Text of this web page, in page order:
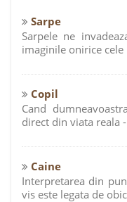
Sarpe
Sarpele ne
imaginile onirice cele
Copil
Cand
direct din viata reala
Caine
Interpretarea din
vis este legata de